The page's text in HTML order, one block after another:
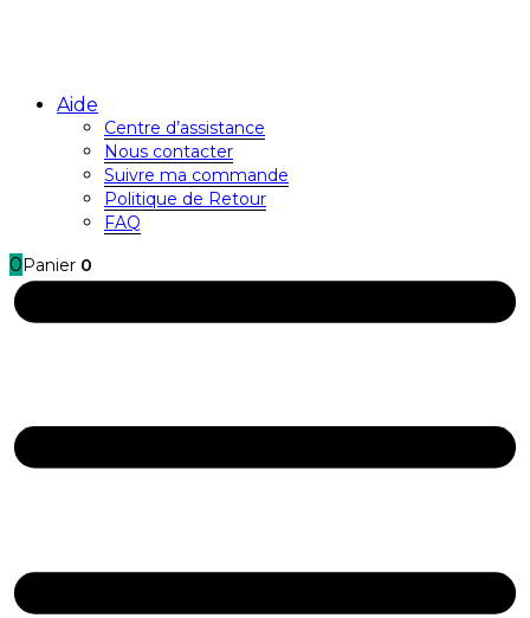
Aide
Centre d’assistance
Nous contacter
Suivre ma commande
Politique de Retour
FAQ
0 Panier 0